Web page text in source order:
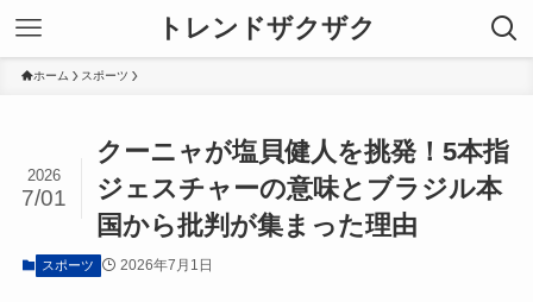
トレンドザクザク
ホーム スポーツ
クーニャが塩貝健人を挑発！5本指
ジェスチャーの意味とブラジル本
国から批判が集まった理由
2026
7/01
スポーツ 2026年7月1日